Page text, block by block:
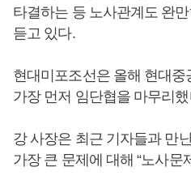
타결하는 등 노사관계도 완
듣고 있다.
현대미포조선은 올해 현대중
가장 먼저 임단협을 마무리
강 사장은 최근 기자들과 만
가장 큰 문제에 대해 “노사문